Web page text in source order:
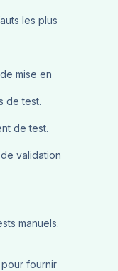
les plus
mise en
de test.
de test.
validation
manuels.
fournir